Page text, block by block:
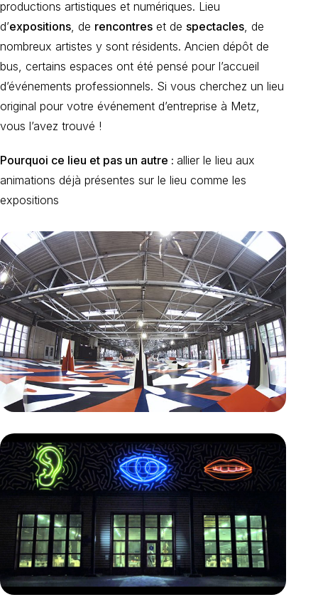
productions artistiques et numériques. Lieu
d’expositions, de rencontres et de spectacles, de
nombreux artistes y sont résidents. Ancien dépôt de
bus, certains espaces ont été pensé pour l’accueil
d’événements professionnels. Si vous cherchez un lieu
original pour votre événement d’entreprise à Metz,
vous l’avez trouvé !
Pourquoi ce lieu et pas un autre : allier le lieu aux
animations déjà présentes sur le lieu comme les
expositions